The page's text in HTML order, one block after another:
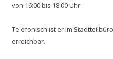
von 16:00 bis 18:00 Uhr
Telefonisch ist er im Stadtteilbüro
erreichbar.